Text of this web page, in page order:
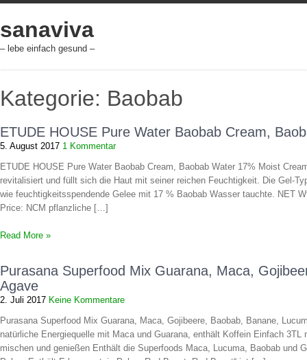
Skip
content
sanaviva
– lebe einfach gesund –
Kategorie: Baobab
ETUDE HOUSE Pure Water Baobab Cream,
5. August 2017 1 Kommentar
ETUDE HOUSE Pure Water Baobab Cream, Baobab Water 17% Moist
revitalisiert und füllt sich die Haut mit seiner reichen Feuchtigkeit. Die Gel-
wie feuchtigkeitsspendende Gelee mit 17 % Baobab Wasser tauchte. NET
Price: NCM pflanzliche […]
Read More »
Purasana Superfood Mix Guarana, Maca,
Agave
2. Juli 2017 Keine Kommentare
Purasana Superfood Mix Guarana, Maca, Gojibeere, Baobab, Banane,
natürliche Energiequelle mit Maca und Guarana, enthält Koffein Einfach
mischen und genießen Enthält die Superfoods Maca, Lucuma, Baobab und